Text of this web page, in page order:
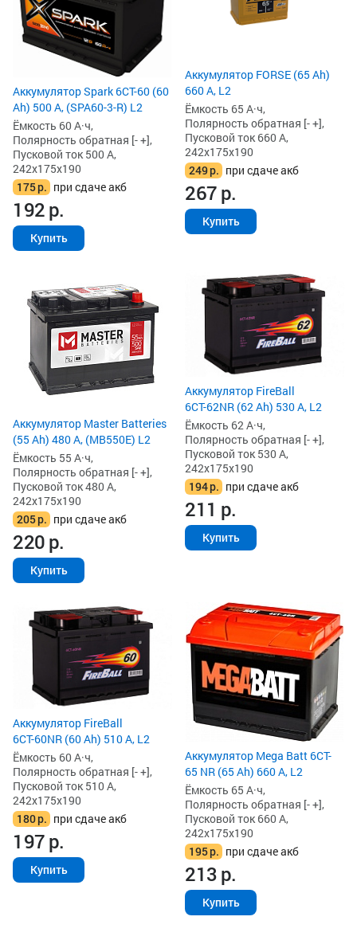
Аккумулятор Spark 6СТ-60 (60
Ah) 500 А, (SPA60-3-R) L2
Ёмкость 60 А·ч,
Полярность обратная [- +],
Пусковой ток 500 А,
242x175x190
175р. при сдаче акб
192р.
Купить
Аккумулятор FORSE (65 Ah)
660 А, L2
Ёмкость 65 А·ч,
Полярность обратная [- +],
Пусковой ток 660 А,
242x175x190
249р. при сдаче акб
267р.
Купить
Аккумулятор Master Batteries
(55 Ah) 480 А, (MB550E) L2
Ёмкость 55 А·ч,
Полярность обратная [- +],
Пусковой ток 480 А,
242x175x190
205р. при сдаче акб
220р.
Купить
Аккумулятор FireBall
6СТ-62NR (62 Ah) 530 А, L2
Ёмкость 62 А·ч,
Полярность обратная [- +],
Пусковой ток 530 А,
242x175x190
194р. при сдаче акб
211 р.
Купить
Аккумулятор FireBall
6СТ-60NR (60 Ah) 510 А, L2
Ёмкость 60 А·ч,
Полярность обратная [- +],
Пусковой ток 510 А,
242x175x190
180р. при сдаче акб
197р.
Купить
Аккумулятор Mega Batt 6CT-
65 NR (65 Ah) 660 А, L2
Ёмкость 65 А·ч,
Полярность обратная [- +],
Пусковой ток 660 А,
242x175x190
195р. при сдаче акб
213р.
Купить